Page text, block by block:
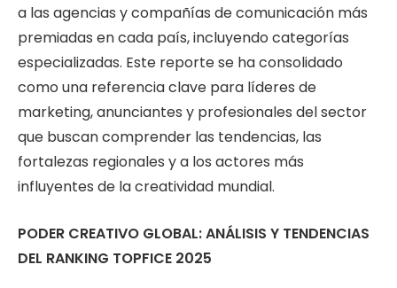
a las agencias y compañías de comunicación más
premiadas en cada país, incluyendo categorías
especializadas. Este reporte se ha consolidado
como una referencia clave para líderes de
marketing, anunciantes y profesionales del sector
que buscan comprender las tendencias, las
fortalezas regionales y a los actores más
influyentes de la creatividad mundial.
PODER CREATIVO GLOBAL: ANÁLISIS Y TENDENCIAS
DEL RANKING TOPFICE 2025